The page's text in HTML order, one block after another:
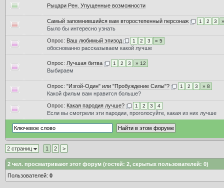
Рыцари Рен. Упущенные возможности
Самый запомнившийся вам второстепенный персонаж 1 2 3
Было бы интересно узнать
Опрос: Ваш любимый эпизод 1 2 3 » 5
обоснованно рассказываем какой лучше
Опрос: Лучшая битва 1 2 3 » 12
Выбираем
Опрос: "Изгой-Один" или "Пробуждение Силы"? 1 2 3 » 8
Какой фильм вам нравится больше?
Опрос: Какая пародия лучше? 1 2 3 4
Если вы смотрели эти пародии, проголосуйте, какая из них лучше
2 страниц 1 2 >
2чел. просматривают этот форум (гостей: 2, скрытых пользователей: 0)
Пользователей: 0